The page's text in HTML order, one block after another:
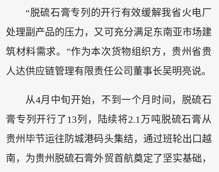
“脱硫石膏专列的开行有效缓解我省火电厂
处理副产品的压力，又可充分满足东南亚市场建
筑材料需求。”作为本次货物组织方，贵州省贵
人达供应链管理有限责任公司董事长吴明亮说。
从4月中旬开始，不到一个月时间，脱硫石
膏专列开行了13列，陆续将2.1万吨脱硫石膏从
贵州毕节运往防城港码头集结，通过班轮出口越
南，为贵州脱硫石膏外贸首航奠定了坚实基础，